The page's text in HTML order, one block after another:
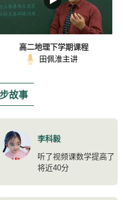
高二地理下学期课程
田佩淮主讲
故事
李科毅
听了视频课数学提高了
将近40分